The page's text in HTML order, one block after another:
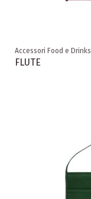
Accessori Food e Drinks
FLUTE